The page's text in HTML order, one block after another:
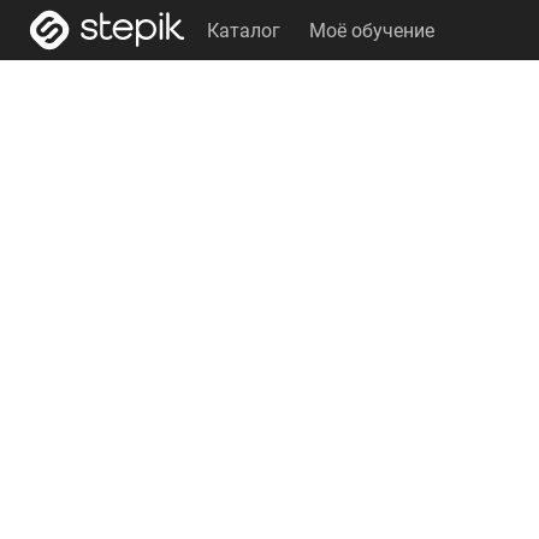
Каталог Моё обучение